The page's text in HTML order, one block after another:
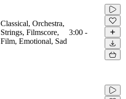
Classical, Orchestra,
Strings, Filmscore,
Film, Emotional, Sad
3:00 -